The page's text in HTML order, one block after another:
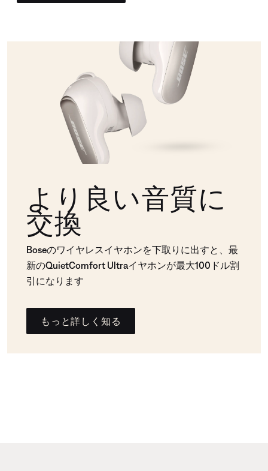
より良い音質に
交換
Boseのワイヤレスイヤホンを下取りに出すと、最
新のQuietComfort Ultraイヤホンが最大100ドル割
引になります
もっと詳しく知る